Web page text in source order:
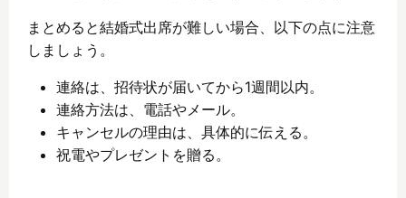
まとめると結婚式出席が難しい場合、以下の点に注意
しましょう。
連絡は、招待状が届いてから1週間以内。
連絡方法は、電話やメール。
キャンセルの理由は、具体的に伝える。
祝電やプレゼントを贈る。